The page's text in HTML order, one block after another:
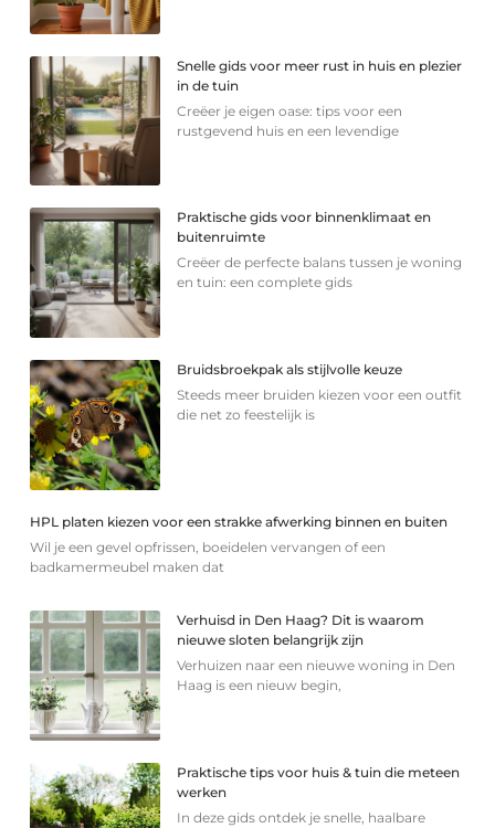
Snelle gids voor meer rust in huis en plezier
in de tuin
Creëer je eigen oase: tips voor een
rustgevend huis en een levendige
Praktische gids voor binnenklimaat en
buitenruimte
Creëer de perfecte balans tussen je woning
en tuin: een complete gids
Bruidsbroekpak als stijlvolle keuze
Steeds meer bruiden kiezen voor een outfit
die net zo feestelijk is
HPL platen kiezen voor een strakke afwerking binnen en buiten
Wil je een gevel opfrissen, boeidelen vervangen of een
badkamermeubel maken dat
Verhuisd in Den Haag? Dit is waarom
nieuwe sloten belangrijk zijn
Verhuizen naar een nieuwe woning in Den
Haag is een nieuw begin,
Praktische tips voor huis & tuin die meteen
werken
In deze gids ontdek je snelle, haalbare